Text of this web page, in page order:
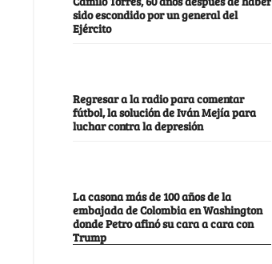
sido escondido por un general del
Ejército
Regresar a la radio para comentar
fútbol, la solución de Iván Mejía para
luchar contra la depresión
La casona más de 100 años de la
embajada de Colombia en Washington
donde Petro afinó su cara a cara con
Trump